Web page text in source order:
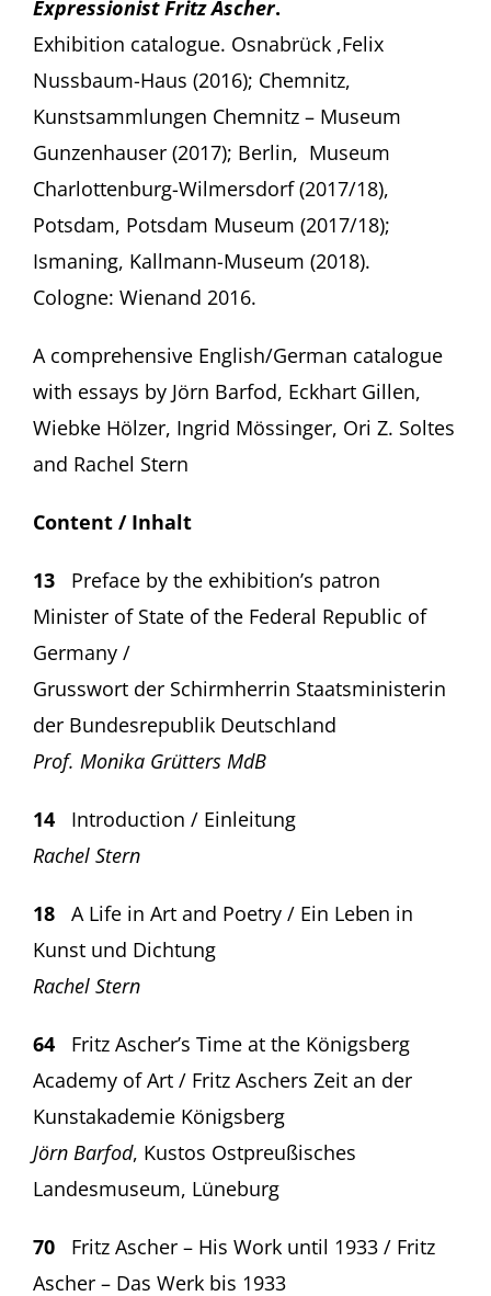
Expressionist Fritz Ascher.
Exhibition catalogue. Osnabrück ,Felix
Nussbaum-Haus (2016); Chemnitz,
Kunstsammlungen Chemnitz – Museum
Gunzenhauser (2017); Berlin, Museum
Charlottenburg-Wilmersdorf (2017/18),
Potsdam, Potsdam Museum (2017/18);
Ismaning, Kallmann-Museum (2018).
Cologne: Wienand 2016.
A comprehensive English/German catalogue
with essays by Jörn Barfod, Eckhart Gillen,
Wiebke Hölzer, Ingrid Mössinger, Ori Z. Soltes
and Rachel Stern
Content / Inhalt
13
Preface by the exhibition’s patron
Minister of State of the Federal Republic of
Germany /
Grusswort der Schirmherrin Staatsministerin
der Bundesrepublik Deutschland
Prof. Monika Grütters MdB
14 Introduction / Einleitung
Rachel Stern
18 A Life in Art and Poetry / Ein Leben in
Kunst und Dichtung
Rachel Stern
64
Fritz Ascher’s Time at the Königsberg
Academy of Art / Fritz Aschers Zeit an der
Kunstakademie Königsberg
Jörn Barfod, Kustos Ostpreußisches
Landesmuseum, Lüneburg
70 Fritz Ascher – His Work until 1933 / Fritz
Ascher – Das Werk bis 1933